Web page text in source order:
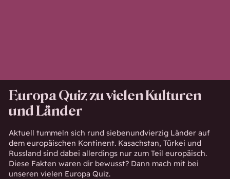
Europa Quiz zu vielen Kulturen
und Länder
Aktuell tummeln sich rund siebenundvierzig Länder auf
dem europäischen Kontinent. Kasachstan, Türkei und
Russland sind dabei allerdings nur zum Teil europäisch.
Diese Fakten waren dir bewusst? Dann mach mit bei
unseren vielen Europa Quiz.